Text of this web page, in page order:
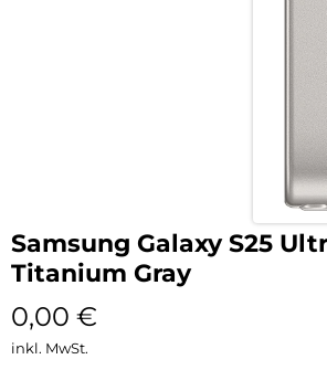
Samsung Galaxy S25
Titanium Gray
0,00 €
inkl. MwSt.